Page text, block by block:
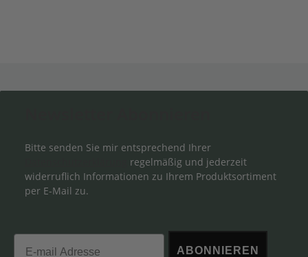
Bitte senden Sie mir entsprechend Ihrer
regelmäßig und jederzeit
widerruflich Informationen zu Ihrem Produktsortiment
per E-Mail zu.
Email
ABONNIEREN